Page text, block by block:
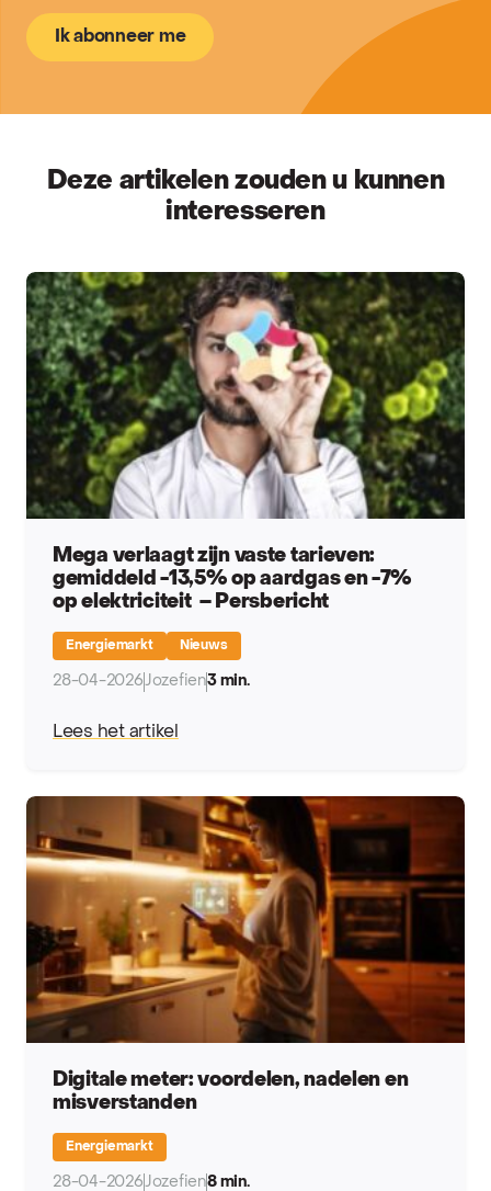
Ik abonneer me
Deze artikelen zouden u kunnen
interesseren
Mega verlaagt zijn vaste tarieven:
gemiddeld -13,5% op aardgas en -7%
op elektriciteit – Persbericht
Energiemarkt Nieuws
28-04-2026Jozefien3 min.
Lees het artikel
Digitale meter: voordelen, nadelen en
misverstanden
Energiemarkt
28-04-2026Jozefien8 min.